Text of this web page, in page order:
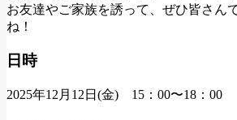
お友達やご家族を誘って、ぜひ皆さん
ね！
日時
2025年12月12日(金) 15：00〜18：00